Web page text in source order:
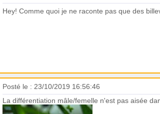
Hey! Comme quoi je ne raconte pas que des
Posté le : 23/10/2019 16:56:46
La différentiation mâle/femelle n'est pas aisée